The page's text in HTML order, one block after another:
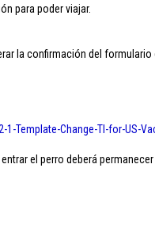
para poder viajar.
la confirmación del formulario
1-Template-Change-TI-for-US-
el perro deberá permanecer